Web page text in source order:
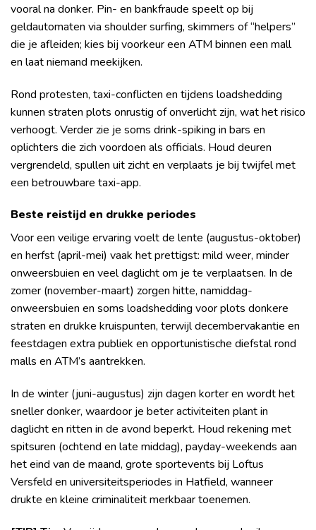
vooral na donker. Pin- en bankfraude speelt op bij
geldautomaten via shoulder surfing, skimmers of “helpers”
die je afleiden; kies bij voorkeur een ATM binnen een mall
en laat niemand meekijken.
Rond protesten, taxi-conflicten en tijdens loadshedding
kunnen straten plots onrustig of onverlicht zijn, wat het risico
verhoogt. Verder zie je soms drink-spiking in bars en
oplichters die zich voordoen als officials. Houd deuren
vergrendeld, spullen uit zicht en verplaats je bij twijfel met
een betrouwbare taxi-app.
Beste reistijd en drukke periodes
Voor een veilige ervaring voelt de lente (augustus-oktober)
en herfst (april-mei) vaak het prettigst: mild weer, minder
onweersbuien en veel daglicht om je te verplaatsen. In de
zomer (november-maart) zorgen hitte, namiddag-
onweersbuien en soms loadshedding voor plots donkere
straten en drukke kruispunten, terwijl decembervakantie en
feestdagen extra publiek en opportunistische diefstal rond
malls en ATM’s aantrekken.
In de winter (juni-augustus) zijn dagen korter en wordt het
sneller donker, waardoor je beter activiteiten plant in
daglicht en ritten in de avond beperkt. Houd rekening met
spitsuren (ochtend en late middag), payday-weekends aan
het eind van de maand, grote sportevents bij Loftus
Versfeld en universiteitsperiodes in Hatfield, wanneer
drukte en kleine criminaliteit merkbaar toenemen.